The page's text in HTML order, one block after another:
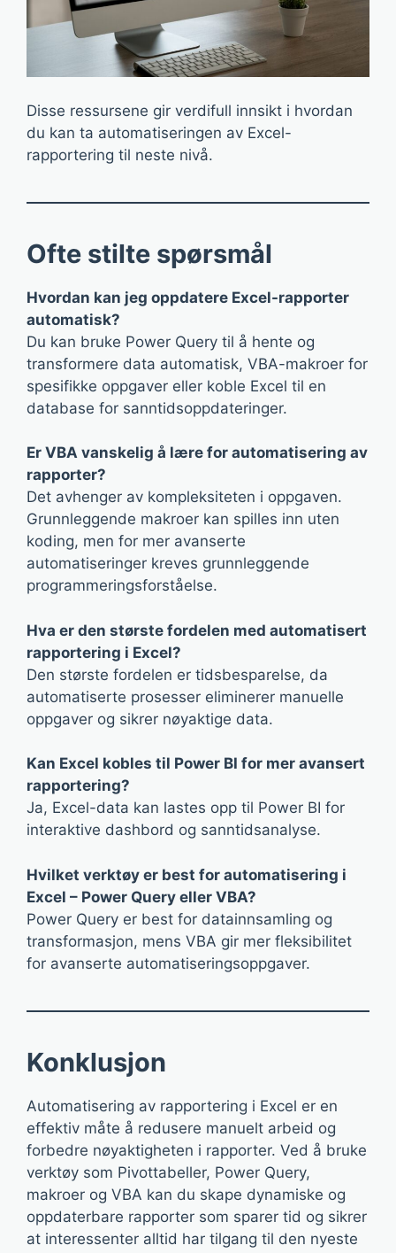
Disse ressursene gir verdifull innsikt i hvordan
du kan ta automatiseringen av Excel-
rapportering til neste nivå.
Ofte stilte spørsmål
Hvordan kan jeg oppdatere Excel-rapporter
automatisk?
Du kan bruke Power Query til å hente og
transformere data automatisk, VBA-makroer for
spesifikke oppgaver eller koble Excel til en
database for sanntidsoppdateringer.
Er VBA vanskelig å lære for automatisering av
rapporter?
Det avhenger av kompleksiteten i oppgaven.
Grunnleggende makroer kan spilles inn uten
koding, men for mer avanserte
automatiseringer kreves grunnleggende
programmeringsforståelse.
Hva er den største fordelen med automatisert
rapportering i Excel?
Den største fordelen er tidsbesparelse, da
automatiserte prosesser eliminerer manuelle
oppgaver og sikrer nøyaktige data.
Kan Excel kobles til Power BI for mer avansert
rapportering?
Ja, Excel-data kan lastes opp til Power BI for
interaktive dashbord og sanntidsanalyse.
Hvilket verktøy er best for automatisering i
Excel – Power Query eller VBA?
Power Query er best for datainnsamling og
transformasjon, mens VBA gir mer fleksibilitet
for avanserte automatiseringsoppgaver.
Konklusjon
Automatisering av rapportering i Excel er en
effektiv måte å redusere manuelt arbeid og
forbedre nøyaktigheten i rapporter. Ved å bruke
verktøy som Pivottabeller, Power Query,
makroer og VBA kan du skape dynamiske og
oppdaterbare rapporter som sparer tid og sikrer
at interessenter alltid har tilgang til den nyeste